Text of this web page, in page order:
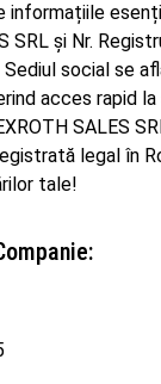
informațiile
SRL și Nr.
social se
acces rapid
SALES
legal în
tale!